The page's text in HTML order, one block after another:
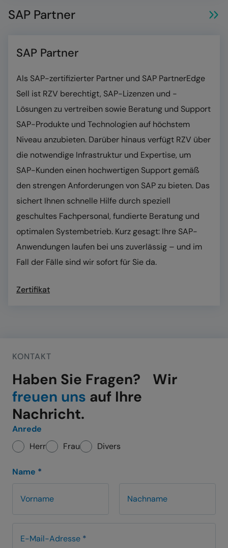
SAP Partner
SAP Partner
Als SAP-zertifizierter Partner und SAP PartnerEdge
Sell ist RZV berechtigt, SAP-Lizenzen und -
Lösungen zu vertreiben sowie Beratung und Support
SAP-Produkte und Technologien auf höchstem
Niveau anzubieten. Darüber hinaus verfügt RZV über
die notwendige Infrastruktur und Expertise, um
SAP-Kunden einen hochwertigen Support gemäß
den strengen Anforderungen von SAP zu bieten. Das
sichert Ihnen schnelle Hilfe durch speziell
geschultes Fachpersonal, fundierte Beratung und
optimalen Systembetrieb. Kurz gesagt: Ihre SAP-
Anwendungen laufen bei uns zuverlässig – und im
Fall der Fälle sind wir sofort für Sie da.
Zertifikat
KONTAKT
:
Haben Sie Fragen? Wir
freuen uns auf Ihre
Nachricht.
Anrede
Herr
Frau Divers
Name *
Vorname Nachname
E-Mail-Adresse *